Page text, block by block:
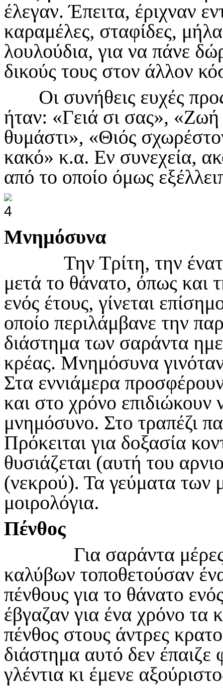
έλεγαν. Έπειτα, έριχναν
καραμέλες, σταφίδες,
λουλούδια, για να πάνε
δικούς τους στον άλλον
Οι συνήθεις ευχές
ήταν: «Γειά σι σας», «Ζωή
θυμάστι», «Θιός
κακό» κ.α. Εν συνεχεία,
από το οποίο όμως
Μνημόσυνα
Την Τρίτη, την ένατη
μετά το θάνατο, όπως και
ενός έτους, γίνεται
οποίο περιλάμβανε την
διάστημα των σαράντα
κρέας. Μνημόσυνα
Στα εννιάμερα
και στο χρόνο επιδιώκουν
μνημόσυνο. Στο τραπέζι
Πρόκειται για δοξασία
θυσιάζεται (αυτή του
(νεκρού). Τα γεύματα των
μοιρολόγια.
Πένθος
Για σαράντα μέρες
καλύβων τοποθετούσαν
πένθους για το θάνατο
έβγαζαν για ένα χρόνο τα
πένθος στους άντρες
διάστημα αυτό δεν
γλέντια κι έμενε